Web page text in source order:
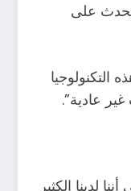
يحدث على
التكنولوجيا
عادية”.
لدينا الكثير